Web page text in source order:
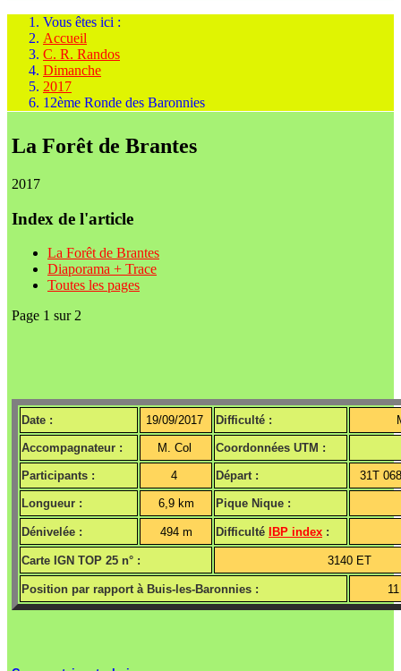
Vous êtes ici :
Accueil
C. R. Randos
Dimanche
2017
12ème Ronde des Baronnies
La Forêt de Brantes
2017
Index de l'article
La Forêt de Brantes
Diaporama + Trace
Toutes les pages
Page 1 sur 2
Date : 19/09/2017 Difficulté :
Accompagnateur : M. Col Coordonnées UTM :
Participants : 4 Départ : 31T
Longueur : 6,9 km Pique Nique :
Dénivelée : 494 m Difficulté IBP index :
Carte IGN TOP 25 n° : 3140 ET
Position par rapport à Buis-les-Baronnies :